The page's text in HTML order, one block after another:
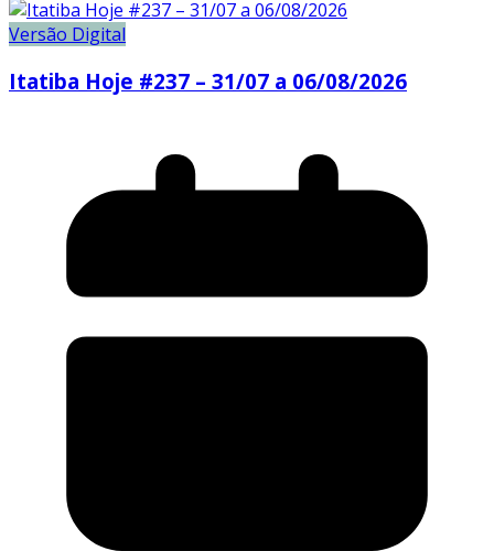
Versão Digital
Itatiba Hoje #237 – 31/07 a 06/08/2026